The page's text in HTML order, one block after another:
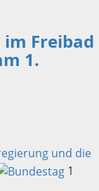
Freibad
1.
und die
1